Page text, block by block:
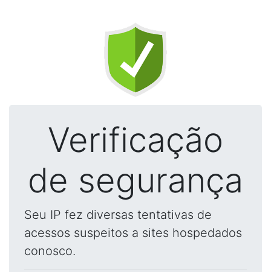
Verificação
de segurança
Seu IP fez diversas tentativas de
acessos suspeitos a sites hospedados
conosco.